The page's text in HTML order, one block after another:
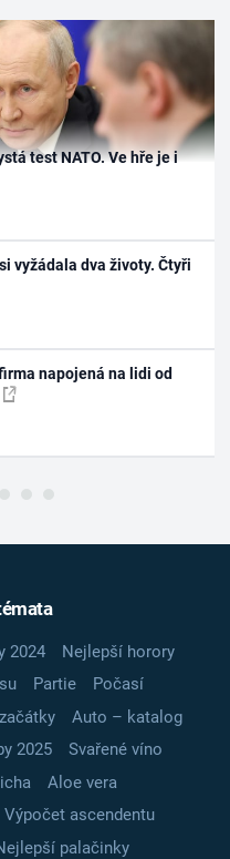
test NATO. Ve hře je i
vyžádala dva životy. Čtyři
napojená na lidi od
2024
Nejlepší horory
Partie
Počasí
Auto – katalog
2025
Svařené víno
Aloe vera
Výpočet ascendentu
palačinky